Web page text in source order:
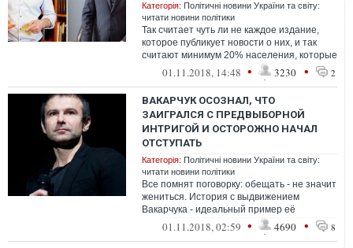
Категорія: Політичні новини України та світу:
читати новини політики
Так считает чуть ли не каждое издание,
которое публикует новости о них, и так
считают минимум 20% населения, которые
по соцопросам готовы суммарно за ...
01.11.2018, 14:48 • 3230 • 2
ВАКАРЧУК ОСОЗНАЛ, ЧТО
ЗАИГРАЛСЯ С ПРЕДВЫБОРНОЙ
ИНТРИГОЙ И ОСТОРОЖНО НАЧАЛ
ОТСТУПАТЬ
Категорія: Політичні новини України та світу:
читати новини політики
Все помнят поговорку: обещать - не значит
жениться. История с выдвижением
Вакарчука - идеальный пример её
воплощения в жизнь.
01.11.2018, 02:59 • 4690 • 8